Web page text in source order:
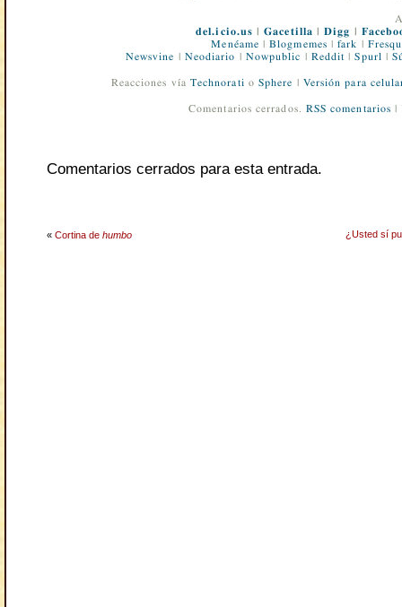
del.icio.us |Gacetilla |Digg
Menéame |Blogmemes |fark
Newsvine
Neodiario Nowpublic Reddit |Spurl |
Reacciones vía Technorati o Sphere Versión para
Comentarios cerrados. RSS comentarios |
Comentarios cerrados para esta entrada.
« Cortina de humbo ¿Usted sí